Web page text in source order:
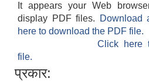
It appears your Web
display PDF files.
Download
here to download the PDF file.
Click here
file.
प्रकार: